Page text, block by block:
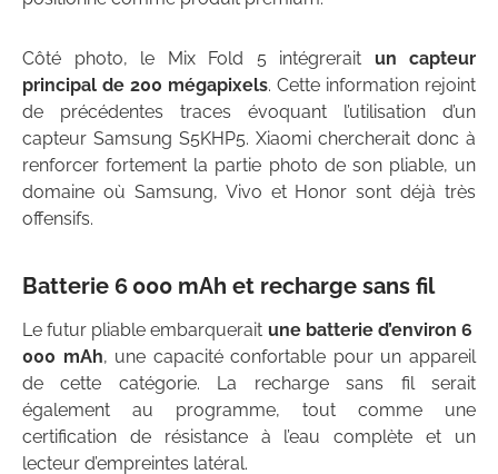
Côté photo, le Mix Fold 5 intégrerait un capteur
principal de 200 mégapixels. Cette information rejoint
de précédentes traces évoquant l’utilisation d’un
capteur Samsung S5KHP5. Xiaomi chercherait donc à
renforcer fortement la partie photo de son pliable, un
domaine où Samsung, Vivo et Honor sont déjà très
offensifs.
Batterie 6 000 mAh et recharge sans fil
Le futur pliable embarquerait une batterie d’environ 6
000 mAh, une capacité confortable pour un appareil
de cette catégorie. La recharge sans fil serait
également au programme, tout comme une
certification de résistance à l’eau complète et un
lecteur d’empreintes latéral.